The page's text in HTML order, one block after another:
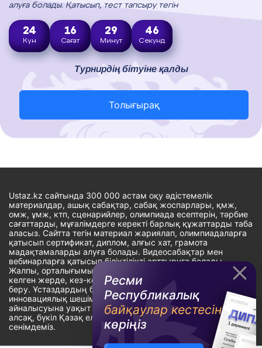
Ресми
Республикалық
байқаулар кестесін
көріңіз
алуға болады. Қатысып, тест тапсыру тегін
24
Күн
16
Сағат
29
Минут
44
Секунд
Турнирдің бітуіне қалды
Толығырақ
Ustaz.kz сайтында 300 000 астам оқу әдістемелік
материалдар, ашық сабақтар, сабақ жоспарлары, қмж,
омж, ұмж, ктп, сценарийлер, олимпиада есептерін, тәрбие
сағаттарды, мұғалімдерге керекті барлық құжаттарды таба
аласыз. Сайтта тегін материал жариялап, олимпиадаларға
қатысып сертификат, диплом, алғыс хат, грамота
мадақтамаларды алуға болады. Видеосабақтар мен
вебинарларға қатысып біліктілікті арттыруға болады.
Жалпы, орталығымыздың басты мақсаты: ұстаздарға кез-
келген жерде, кез-келген уақытта білім алуына мүмкіндік
беру. Ұстаздардың барлық өзекті мәселелеріне
инновациялық шешім тауып, шығармашылық жұмыспен
айналысуына уақыт сыйлау. «Ұстаздарға сапалы білім бере
алсақ, бүкіл Қазақ еліне білім бере аламыз» - деген
сенімдеміз.